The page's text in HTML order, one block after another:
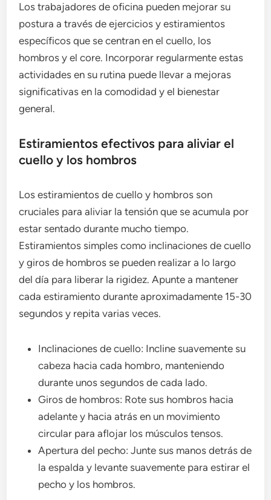
Los trabajadores de oficina pueden mejorar su
postura a través de ejercicios y estiramientos
específicos que se centran en el cuello, los
hombros y el core. Incorporar regularmente estas
actividades en su rutina puede llevar a mejoras
significativas en la comodidad y el bienestar
general.
Estiramientos efectivos para aliviar el
cuello y los hombros
Los estiramientos de cuello y hombros son
cruciales para aliviar la tensión que se acumula por
estar sentado durante mucho tiempo.
Estiramientos simples como inclinaciones de cuello
y giros de hombros se pueden realizar a lo largo
del día para liberar la rigidez. Apunte a mantener
cada estiramiento durante aproximadamente 15-30
segundos y repita varias veces.
Inclinaciones de cuello: Incline suavemente su
cabeza hacia cada hombro, manteniendo
durante unos segundos de cada lado.
Giros de hombros: Rote sus hombros hacia
adelante y hacia atrás en un movimiento
circular para aflojar los músculos tensos.
Apertura del pecho: Junte sus manos detrás de
la espalda y levante suavemente para estirar el
pecho y los hombros.